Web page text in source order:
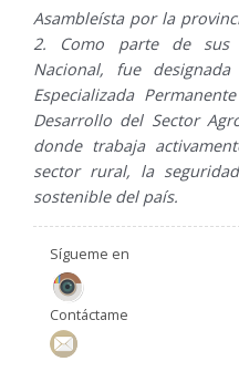
Asambleísta por la
2. Como parte de sus
Nacional, fue
Especializada
Desarrollo del Sector
donde trabaja
sector rural, la
sostenible del país.
Sígueme en
Contáctame